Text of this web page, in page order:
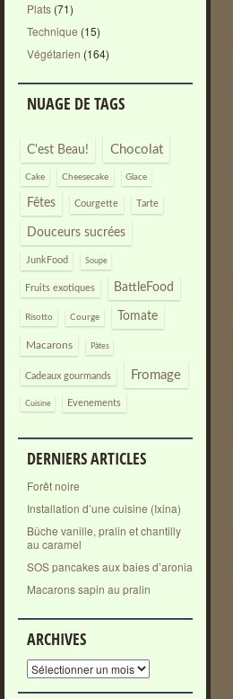
Plats (71)
Technique (15)
Végétarien (164)
NUAGE DE TAGS
C'est Beau! Chocolat
Cake Cheesecake Glace
Fêtes Courgette Tarte
Douceurs sucrées
JunkFood Soupe
Fruits exotiques BattleFood
Risotto Courge Tomate
Macarons Pâtes
Cadeaux gourmands Fromage
Cuisine Evenements
DERNIERS ARTICLES
Forêt noire
Installation d’une cuisine (Ixina)
Bûche vanille, pralin et chantilly
au caramel
SOS pancakes aux baies d’aronia
Macarons sapin au pralin
ARCHIVES
Archives